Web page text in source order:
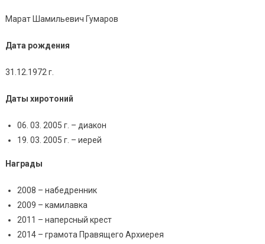
Марат Шамильевич Гумаров
Дата рождения
31.12.1972 г.
Даты хиротоний
06. 03. 2005 г. – диакон
19. 03. 2005 г. – иерей
Награды
2008 – набедренник
2009 – камилавка
2011 – наперсный крест
2014 – грамота Правящего Архиерея